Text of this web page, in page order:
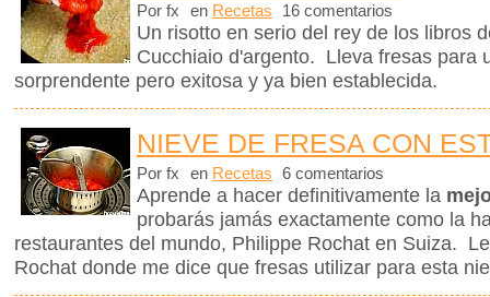
Por fx en Recetas 16 comentarios
Un risotto en serio del rey de los libros
Cucchiaio d'argento. Lleva fresas para
sorprendente pero exitosa y ya bien establecida.
NIEVE DE FRESA CON
Por fx en Recetas 6 comentarios
Aprende a hacer definitivamente la
probarás jamás exactamente como la
restaurantes del mundo, Philippe Rochat en Suiza.
Rochat donde me dice que fresas utilizar para esta